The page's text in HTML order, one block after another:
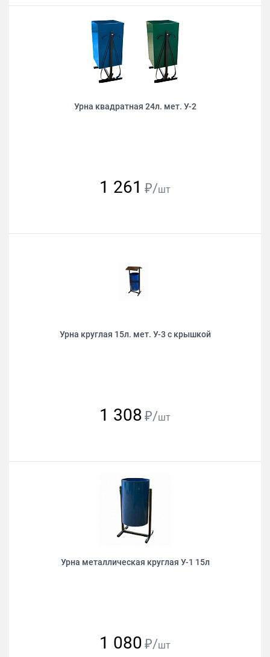
Урна квадратная 24л. мет. У-2
1 261 ₽/шт
Урна круглая 15л. мет. У-3 с крышкой
1 308 ₽/шт
Урна металлическая круглая У-1 15л
1 080 ₽/шт